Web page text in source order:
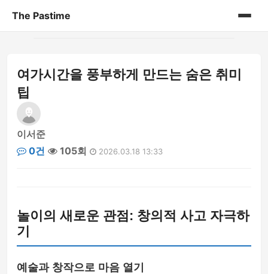
The Pastime
게시판
여가시간을 풍부하게 만드는 숨은 취미
팁
이서준
0건
105회 2026.03.18 13:33
놀이의 새로운 관점: 창의적 사고 자극하
기
예술과 창작으로 마음 열기